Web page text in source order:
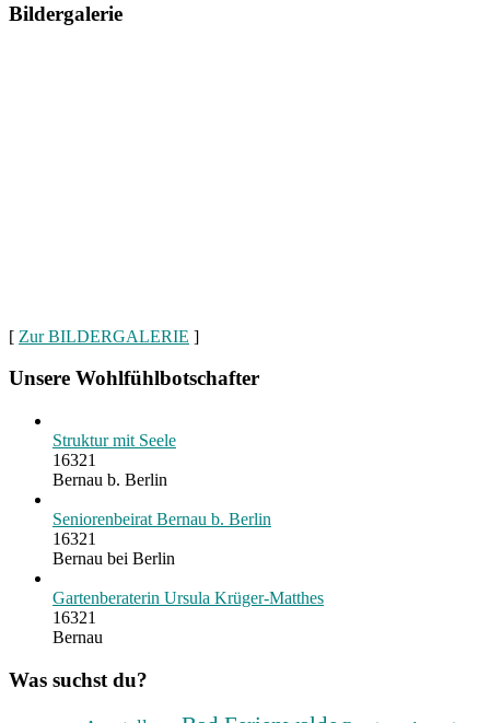
Bildergalerie
[ Zur BILDERGALERIE ]
Unsere Wohlfühlbotschafter
Struktur mit Seele
16321
Bernau b. Berlin
Seniorenbeirat Bernau b. Berlin
16321
Bernau bei Berlin
Gartenberaterin Ursula Krüger-Matthes
16321
Bernau
Was suchst du?